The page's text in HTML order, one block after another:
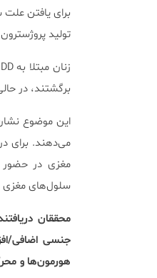
تولید
برگشتند، در
می‌دهند. برای
مغزی در
سلول‌های
جنسی اضافی/
هورمون‌ها و